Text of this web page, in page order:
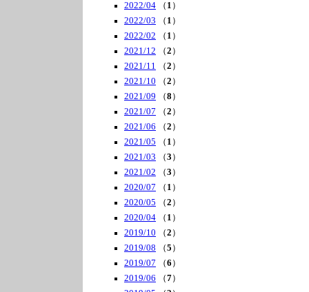
2022/04 （ 1 ）
2022/03 （ 1 ）
2022/02 （ 1 ）
2021/12 （2 ）
2021/11 （2 ）
2021/10 （2 ）
2021/09 （8 ）
2021/07 （2 ）
2021/06 （2 ）
2021/05 （ 1 ）
2021/03 （3 ）
2021/02 （3 ）
2020/07 （ 1 ）
2020/05 （2 ）
2020/04 （ 1 ）
2019/10 （2 ）
2019/08 （5 ）
2019/07 （6 ）
2019/06 （7）